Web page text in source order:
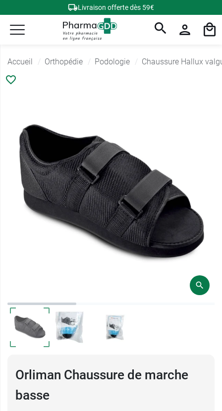
Livraison offerte dès 59€
Accueil Orthopédie Podologie Chaussure Hallux
Orliman Chaussure de marche
basse